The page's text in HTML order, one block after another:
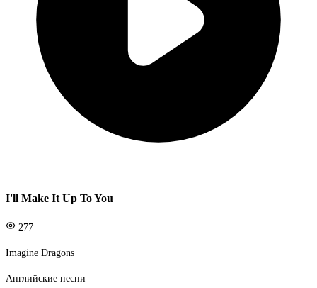
I'll Make It Up To You
277
Imagine Dragons
Английские песни